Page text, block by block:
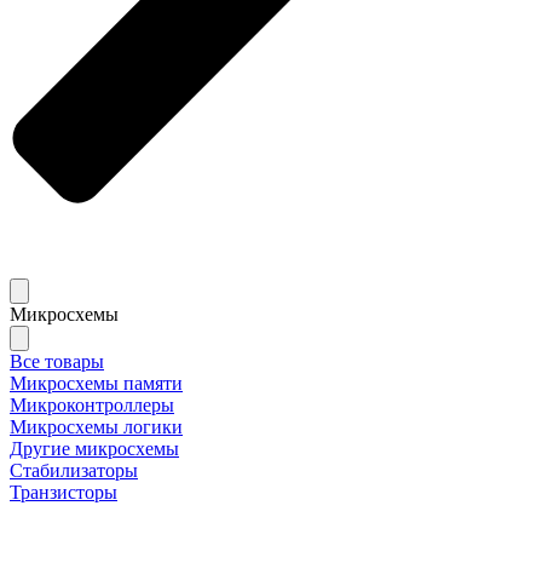
Микросхемы
Все товары
Микросхемы памяти
Микроконтроллеры
Микросхемы логики
Другие микросхемы
Стабилизаторы
Транзисторы